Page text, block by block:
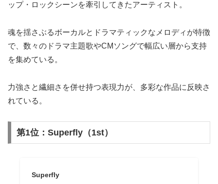
ップ・ロックシーンを牽引してきたアーティスト。
魂を揺さぶるボーカルとドラマティックなメロディが特徴
で、数々のドラマ主題歌やCMソングで幅広い層から支持
を集めている。
力強さと繊細さを併せ持つ表現力が、多彩な作品に反映さ
れている。
第1位：Superfly（1st）
Superfly